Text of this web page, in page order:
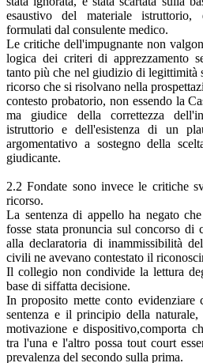
esaustivo del materiale
formulati dal consulente medico.
Le critiche dell'impugnante non
logica dei criteri di apprezzamento
tanto più che nel giudizio di
ricorso che si risolvano nella
contesto probatorio, non essendo la
ma giudice della correttezza
istruttorio e dell'esistenza di un
argomentativo a sostegno della
giudicante.
2.2 Fondate sono invece le critiche
ricorso.
La sentenza di appello ha negato
fosse stata pronuncia sul concorso di
alla declaratoria di inammissibilità
civili ne avevano contestato il
Il collegio non condivide la lettura
base di siffatta decisione.
In proposito mette conto evidenziare
sentenza e il principio della naturale,
motivazione e dispositivo,comporta
tra l'una e l'altro possa tout court
prevalenza del secondo sulla prima.